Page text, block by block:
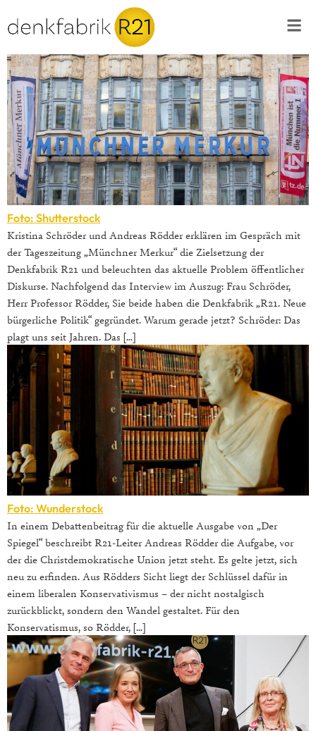
Foto: Shutterstock
Kristina Schröder und Andreas Rödder erklären im Gespräch mit
der Tageszeitung „Münchner Merkur“ die Zielsetzung der
Denkfabrik R21 und beleuchten das aktuelle Problem öffentlicher
Diskurse. Nachfolgend das Interview im Auszug: Frau Schröder,
Herr Professor Rödder, Sie beide haben die Denkfabrik „R21. Neue
bürgerliche Politik“ gegründet. Warum gerade jetzt? Schröder: Das
plagt uns seit Jahren. Das […]
Foto: Wunderstock
In einem Debattenbeitrag für die aktuelle Ausgabe von „Der
Spiegel“ beschreibt R21-Leiter Andreas Rödder die Aufgabe, vor
der die Christdemokratische Union jetzt steht. Es gelte jetzt, sich
neu zu erfinden. Aus Rödders Sicht liegt der Schlüssel dafür in
einem liberalen Konservativismus – der nicht nostalgisch
zurückblickt, sondern den Wandel gestaltet. Für den
Konservatismus, so Rödder, […]